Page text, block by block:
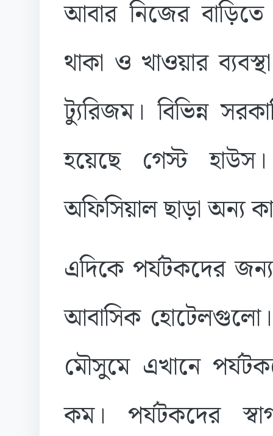
আবার নিজের
থাকা ও খাওয়ার
ট্যুরিজম। বিভিন্ন
হয়েছে গেস্ট
অফিসিয়াল ছাড়া অন্য
এদিকে পর্যটকদের জন্য
আবাসিক
মৌসুমে এখানে
কম। পর্যটকদের